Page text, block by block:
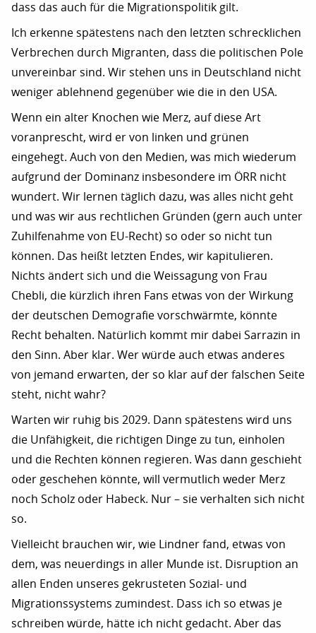
dass das auch für die Migrationspolitik gilt.
Ich erkenne spätestens nach den letzten schrecklichen
Verbrechen durch Migranten, dass die politischen Pole
unvereinbar sind. Wir stehen uns in Deutschland nicht
weniger ablehnend gegenüber wie die in den USA.
Wenn ein alter Knochen wie Merz, auf diese Art
voranprescht, wird er von linken und grünen
eingehegt. Auch von den Medien, was mich wiederum
aufgrund der Dominanz insbesondere im ÖRR nicht
wundert. Wir lernen täglich dazu, was alles nicht geht
und was wir aus rechtlichen Gründen (gern auch unter
Zuhilfenahme von EU-Recht) so oder so nicht tun
können. Das heißt letzten Endes, wir kapitulieren.
Nichts ändert sich und die Weissagung von Frau
Chebli, die kürzlich ihren Fans etwas von der Wirkung
der deutschen Demografie vorschwärmte, könnte
Recht behalten. Natürlich kommt mir dabei Sarrazin in
den Sinn. Aber klar. Wer würde auch etwas anderes
von jemand erwarten, der so klar auf der falschen Seite
steht, nicht wahr?
Warten wir ruhig bis 2029. Dann spätestens wird uns
die Unfähigkeit, die richtigen Dinge zu tun, einholen
und die Rechten können regieren. Was dann geschieht
oder geschehen könnte, will vermutlich weder Merz
noch Scholz oder Habeck. Nur – sie verhalten sich nicht
so.
Vielleicht brauchen wir, wie Lindner fand, etwas von
dem, was neuerdings in aller Munde ist. Disruption an
allen Enden unseres gekrusteten Sozial- und
Migrationssystems zumindest. Dass ich so etwas je
schreiben würde, hätte ich nicht gedacht. Aber das